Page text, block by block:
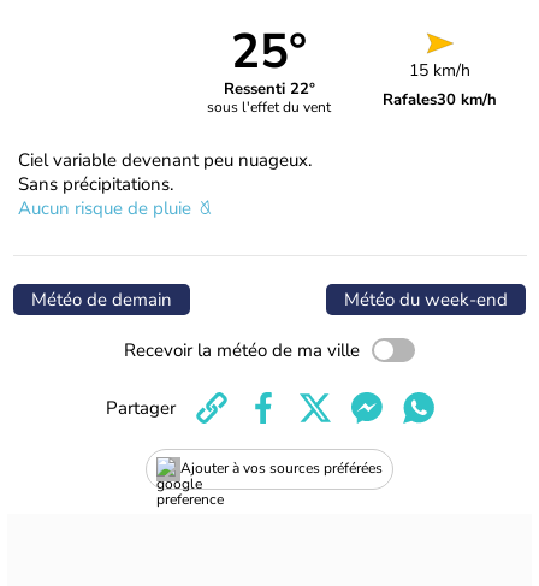
25°
Ressenti 22°
sous l'effet du vent
15 km/h
Rafales30 km/h
Ciel variable devenant peu nuageux.
Sans précipitations.
Aucun risque de pluie
Météo de demain Météo du week-end
Recevoir la météo de ma ville
Ajouter à vos sources préférées
Partager